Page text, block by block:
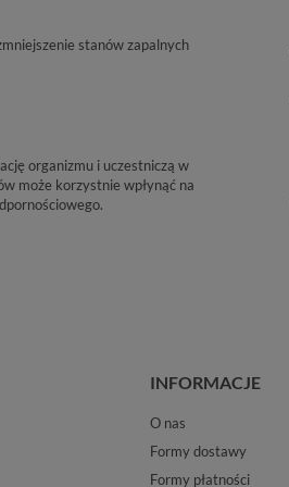
stanów zapalnych
organizmu i uczestniczą w
może korzystnie wpłynąć na
INFORMACJE
O nas
Formy dostawy
Formy płatności